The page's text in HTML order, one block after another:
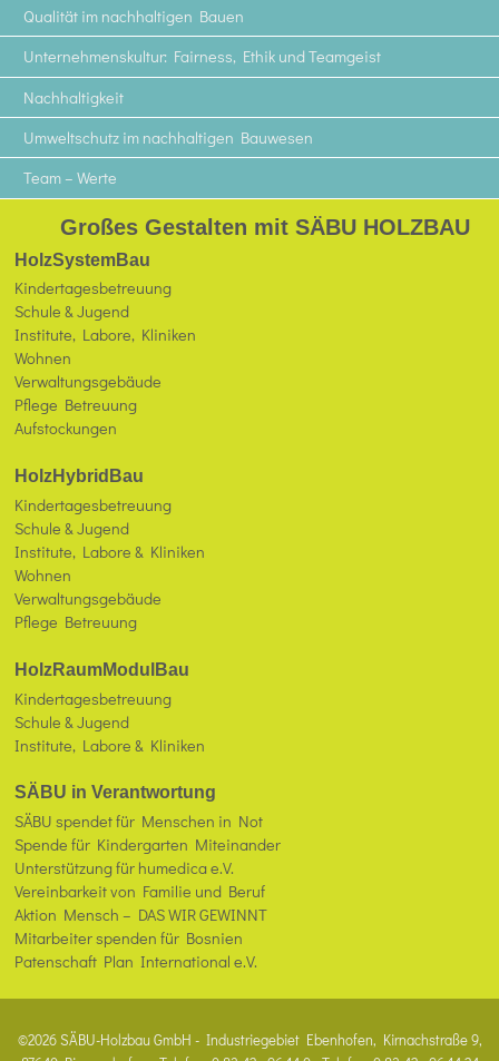
Qualität im nachhaltigen Bauen
Unternehmenskultur: Fairness, Ethik und Teamgeist
Nachhaltigkeit
Umweltschutz im nachhaltigen Bauwesen
Team – Werte
Großes Gestalten mit SÄBU HOLZBAU
HolzSystemBau
Kindertagesbetreuung
Schule & Jugend
Institute, Labore, Kliniken
Wohnen
Verwaltungsgebäude
Pflege Betreuung
Aufstockungen
HolzHybridBau
Kindertagesbetreuung
Schule & Jugend
Institute, Labore & Kliniken
Wohnen
Verwaltungsgebäude
Pflege Betreuung
HolzRaumModulBau
Kindertagesbetreuung
Schule & Jugend
Institute, Labore & Kliniken
SÄBU in Verantwortung
SÄBU spendet für Menschen in Not
Spende für Kindergarten Miteinander
Unterstützung für humedica e.V.
Vereinbarkeit von Familie und Beruf
Aktion Mensch – DAS WIR GEWINNT
Mitarbeiter spenden für Bosnien
Patenschaft Plan International e.V.
©2026 SÄBU-Holzbau GmbH - Industriegebiet Ebenhofen, Kirnachstraße 9,